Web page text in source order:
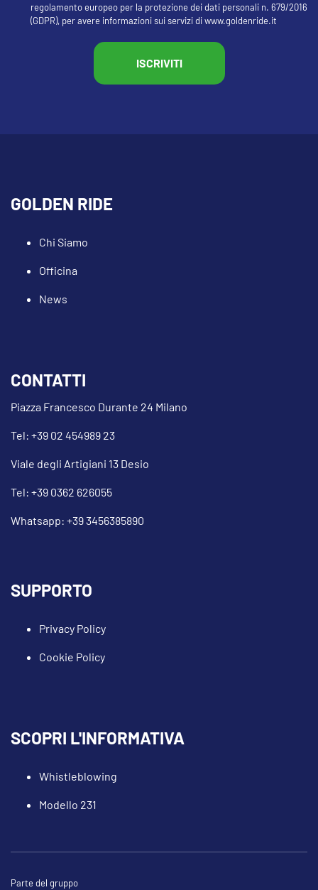
regolamento europeo per la protezione dei dati personali n. 679/2016
(GDPR), per avere informazioni sui servizi di www.goldenride.it
GOLDEN RIDE
Chi Siamo
Officina
News
CONTATTI
Piazza Francesco Durante 24 Milano
Tel: +39 02 454989 23
Viale degli Artigiani 13 Desio
Tel: +39 0362 626055
Whatsapp: +39 3456385890
SUPPORTO
Privacy Policy
Cookie Policy
SCOPRI L'INFORMATIVA
Whistleblowing
Modello 231
Parte del gruppo